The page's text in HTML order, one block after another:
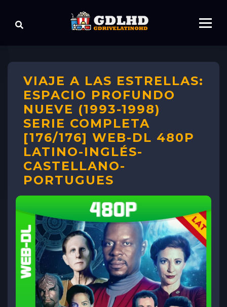
VIAJE A LAS ESTRELLAS:
ESPACIO PROFUNDO
NUEVE (1993-1998)
SERIE COMPLETA
[176/176] WEB-DL 480P
LATINO-INGLÉS-
CASTELLANO-
PORTUGUES